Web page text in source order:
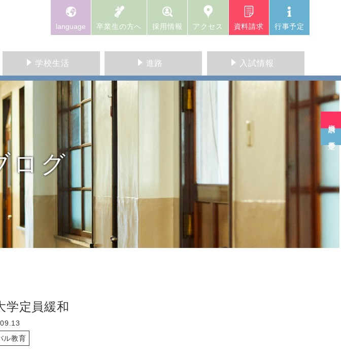
language 卒業生の方へ 採用情報 アクセス 資料請求 行事予定
学校生活 進路 入試情報
ログ
学定員緩和
ル教育